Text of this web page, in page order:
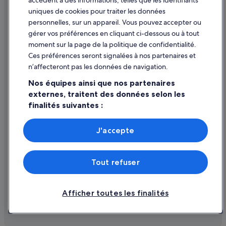
Assistance
Annuler votre vol
Annuler une réservation d'hôtel ou de location de vacances
Délais de remboursement
Documents de voyage internationaux
Parmi les moyens de paiement acceptés sur expedia.fr figurent :
American Express, Diner’s Club International, Mastercard, Visa, Visa
Electron, CartaSi, Carte Bleue, PayPal et Eurocard.
© 2026 Expedia, Inc., une entreprise d’Expedia Group. Tous droits
réservés. Expedia et le logo Expedia sont des marques déposées ou des
uniques de cookies pour traiter les données
personnelles, sur un appareil. Vous pouvez accepter ou
gérer vos préférences en cliquant ci-dessous ou à tout
moment sur la page de la politique de confidentialité.
Ces préférences seront signalées à nos partenaires et
n’affecteront pas les données de navigation.
Nos équipes ainsi que nos partenaires
externes, traitent des données selon les
finalités suivantes :
Utiliser des données de géolocalisation précises. Analyser
activement les caractéristiques de l’appareil pour
l’identification. Stocker et/ou accéder à des informations
mesure de performance des publicités et du contenu,
études d’audience et développement de services.
Liste de nos partenaires (fournisseurs)
Afficher toutes les finalités
Tout refuser
J'accepte